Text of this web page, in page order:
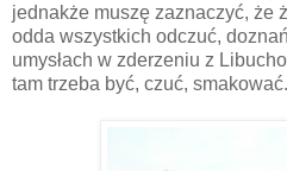
jednakże muszę zaznaczyć, że
odda wszystkich odczuć,
umysłach w zderzeniu z
tam trzeba być, czuć, smakować.